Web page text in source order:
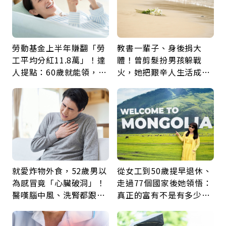
勞動基金上半年賺翻「勞
工平均分紅11.8萬」！達
人提點：60歲就能領，重
教書一輩子、身後捐大
體！曾剪髮扮男孩躲戰
火，她把艱辛人生活成風
福
就愛炸物外食，52歲男以
為感冒竟「心臟破洞」！
醫嘆腦中風、洗腎都跟它
救
從女工到50歲提早退休、
走過77個國家後她領悟：
真正的富有不是有多少
自由